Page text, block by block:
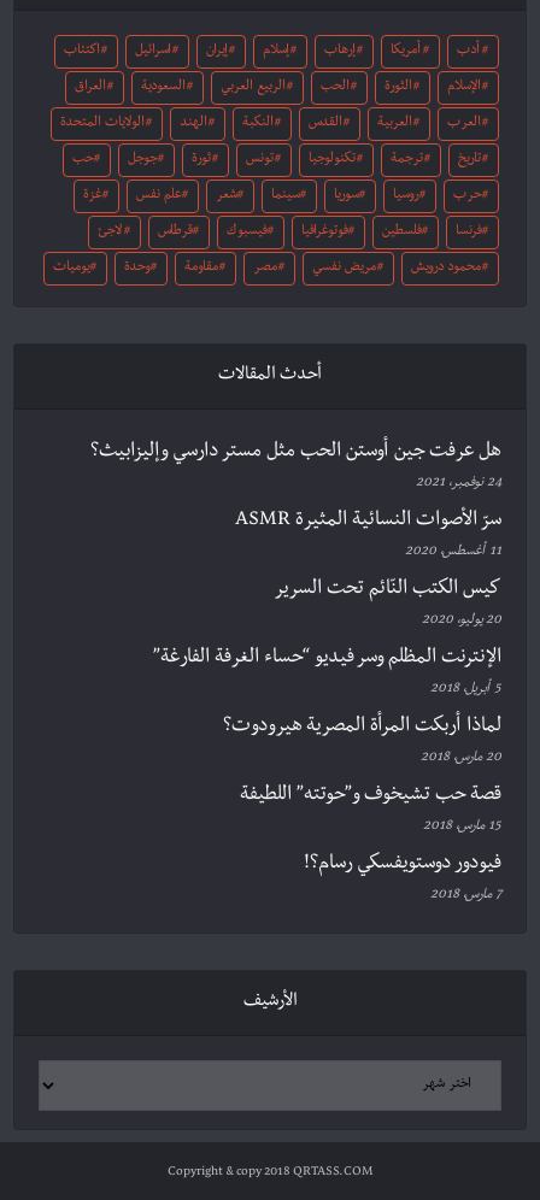
أدب أمريكا إرهاب إسلام إيران اسرائيل اكتئاب
الإسلام الثورة الحب الربيع العربي السعودية العراق
العرب العربية القدس النكبة الهند الولايات المتحدة
تاريخ ترجمة تكنولوجيا تونس ثورة جوجل حب
حرب روسيا سوريا سينما شعر علم نفس غزة
فرنسا فلسطين فوتوغرافيا فيسبوك قرطاس لاجئ
محمود درويش مريض نفسي مصر مقاومة وحدة يوميات
أحدث المقالات
هل عرفت جين أوستن الحب مثل مستر دارسي وإليزابيث؟
24 نوفمبر، 2021
سرّ الأصوات النسائية المثيرة ASMR
11 أغسطس، 2020
كيس الكتب النّائم تحت السرير
20 يوليو، 2020
الإنترنت المظلم وسر فيديو “حساء الغرفة الفارغة”
5 أبريل، 2018
لماذا أربكت المرأة المصرية هيرودوت؟
20 مارس، 2018
قصة حب تشيخوف و”حوتته” اللطيفة
15 مارس، 2018
فيودور دوستويفسكي رسام؟!
7 مارس، 2018
الأرشيف
Copyright & copy 2018 QRTASS.COM